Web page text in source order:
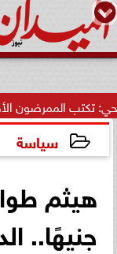
إلى الخطر.. شكرا
سياسة
جنيهًا..